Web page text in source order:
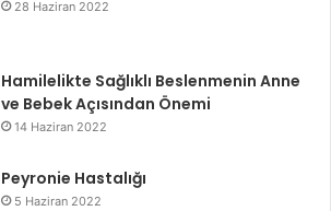
28 Haziran 2022
Hamilelikte Sağlıklı Beslenmenin Anne
ve Bebek Açısından Önemi
14 Haziran 2022
Peyronie Hastalığı
5 Haziran 2022